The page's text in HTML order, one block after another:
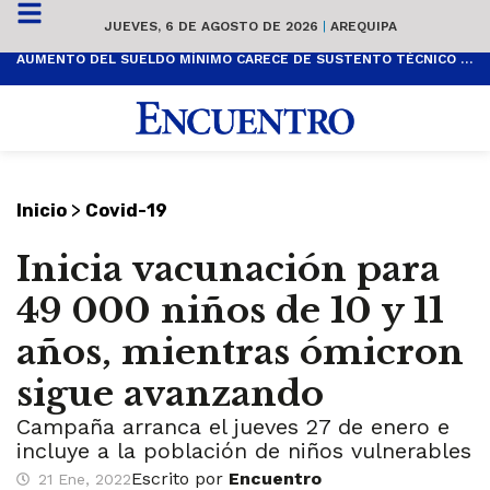
JUEVES, 6 DE AGOSTO DE 2026 | AREQUIPA
AUMENTO DEL SUELDO MÍNIMO CARECE DE SUSTENTO TÉCNICO Y ES POPULISTA
Inicio > Covid-19
Inicia vacunación para
49 000 niños de 10 y 11
años, mientras ómicron
sigue avanzando
Campaña arranca el jueves 27 de enero e
incluye a la población de niños vulnerables
21 Ene, 2022Escrito por Encuentro